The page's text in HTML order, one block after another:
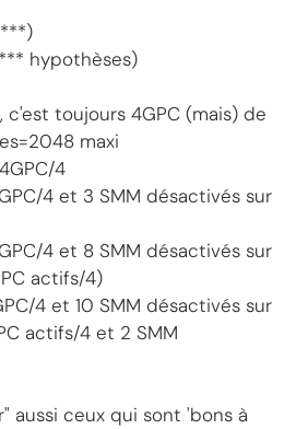
hypothèses)
c'est toujours 4GPC (mais) de
maxi
4
4 et 3 SMM désactivés sur
4 et 8 SMM désactivés sur
actifs/4)
4 et 10 SMM désactivés sur
actifs/4 et 2 SMM
aussi ceux qui sont 'bons à